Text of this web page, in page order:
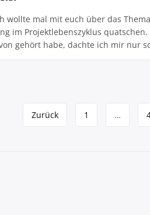
wollte mal mit euch über das Thema
im Projektlebenszyklus quatschen.
gehört habe, dachte ich mir nur
Zurück 1 …